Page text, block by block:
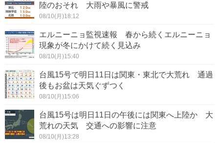
陸のおそれ 大雨や暴風に警戒
08/10(月)18:12
エルニーニョ監視速報 春から続くエルニーニョ
現象が冬にかけて続く見込み
08/10(月)15:40
台風15号で明日11日は関東・東北で大荒れ 通過
後もお盆は天気ぐずつく
08/10(月)15:06
台風15号は明日11日の午後には関東へ上陸か 大
荒れの天気 交通への影響に注意
08/10(月)13:28